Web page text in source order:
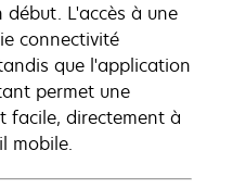
L'accès à une
connectivité
que l'application
permet une
facile, directement à
mobile.